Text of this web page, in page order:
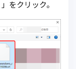
」をクリック。